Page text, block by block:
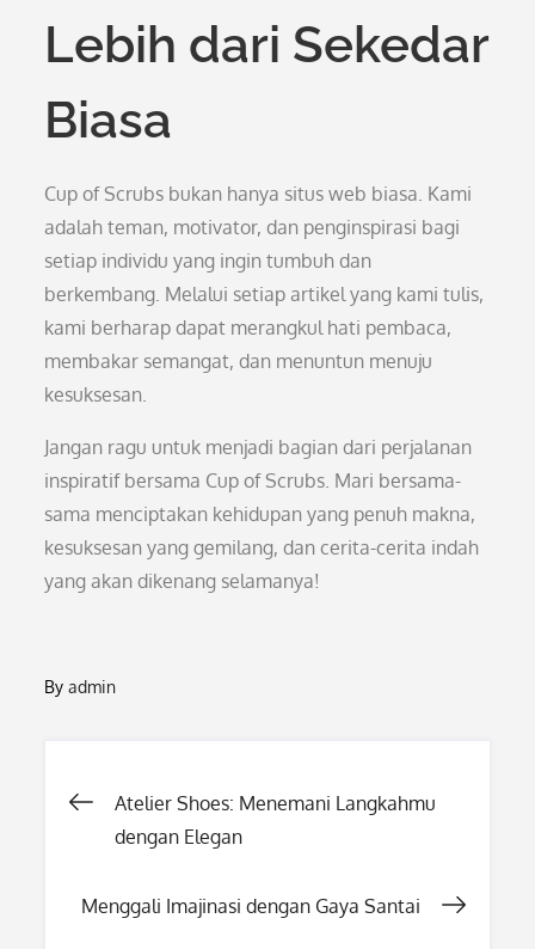
Lebih dari Sekedar
Biasa
Cup of Scrubs bukan hanya situs web biasa. Kami
adalah teman, motivator, dan penginspirasi bagi
setiap individu yang ingin tumbuh dan
berkembang. Melalui setiap artikel yang kami tulis,
kami berharap dapat merangkul hati pembaca,
membakar semangat, dan menuntun menuju
kesuksesan.
Jangan ragu untuk menjadi bagian dari perjalanan
inspiratif bersama Cup of Scrubs. Mari bersama-
sama menciptakan kehidupan yang penuh makna,
kesuksesan yang gemilang, dan cerita-cerita indah
yang akan dikenang selamanya!
Byadmin
Post
Atelier Shoes: Menemani Langkahmu
dengan Elegan
Menggali Imajinasi dengan Gaya Santai